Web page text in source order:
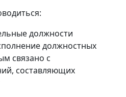
должности
должностных
связано с
составляющих